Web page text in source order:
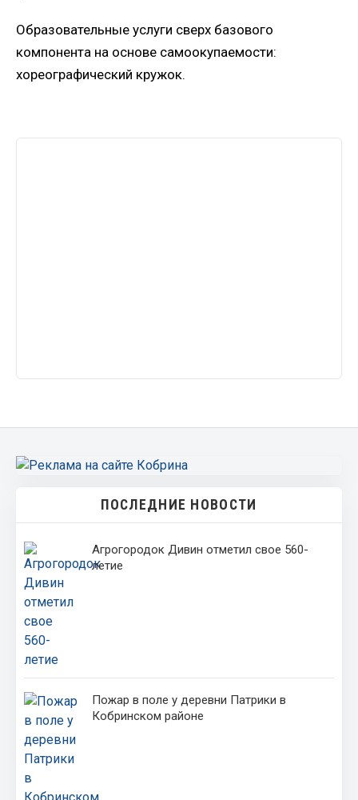
Образовательные услуги сверх базового
компонента на основе самоокупаемости:
хореографический кружок.
ПОСЛЕДНИЕ НОВОСТИ
Агрогородок Дивин отметил свое 560-
летие
Пожар в поле у деревни Патрики в
Кобринском районе